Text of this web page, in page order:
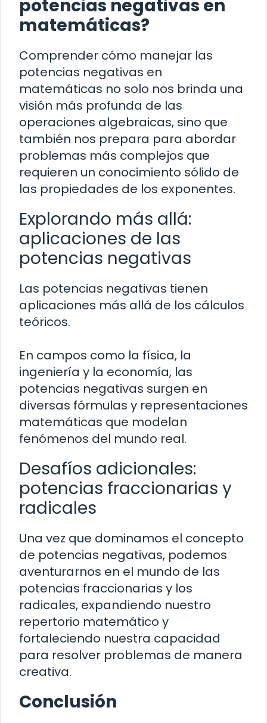
potencias negativas en
matemáticas?
Comprender cómo manejar las
potencias negativas en
matemáticas no solo nos brinda una
visión más profunda de las
operaciones algebraicas, sino que
también nos prepara para abordar
problemas más complejos que
requieren un conocimiento sólido de
las propiedades de los exponentes.
Explorando más allá:
aplicaciones de las
potencias negativas
Las potencias negativas tienen
aplicaciones más allá de los cálculos
teóricos.
En campos como la física, la
ingeniería y la economía, las
potencias negativas surgen en
diversas fórmulas y representaciones
matemáticas que modelan
fenómenos del mundo real.
Desafíos adicionales:
potencias fraccionarias y
radicales
Una vez que dominamos el concepto
de potencias negativas, podemos
aventurarnos en el mundo de las
potencias fraccionarias y los
radicales, expandiendo nuestro
repertorio matemático y
fortaleciendo nuestra capacidad
para resolver problemas de manera
creativa.
Conclusión